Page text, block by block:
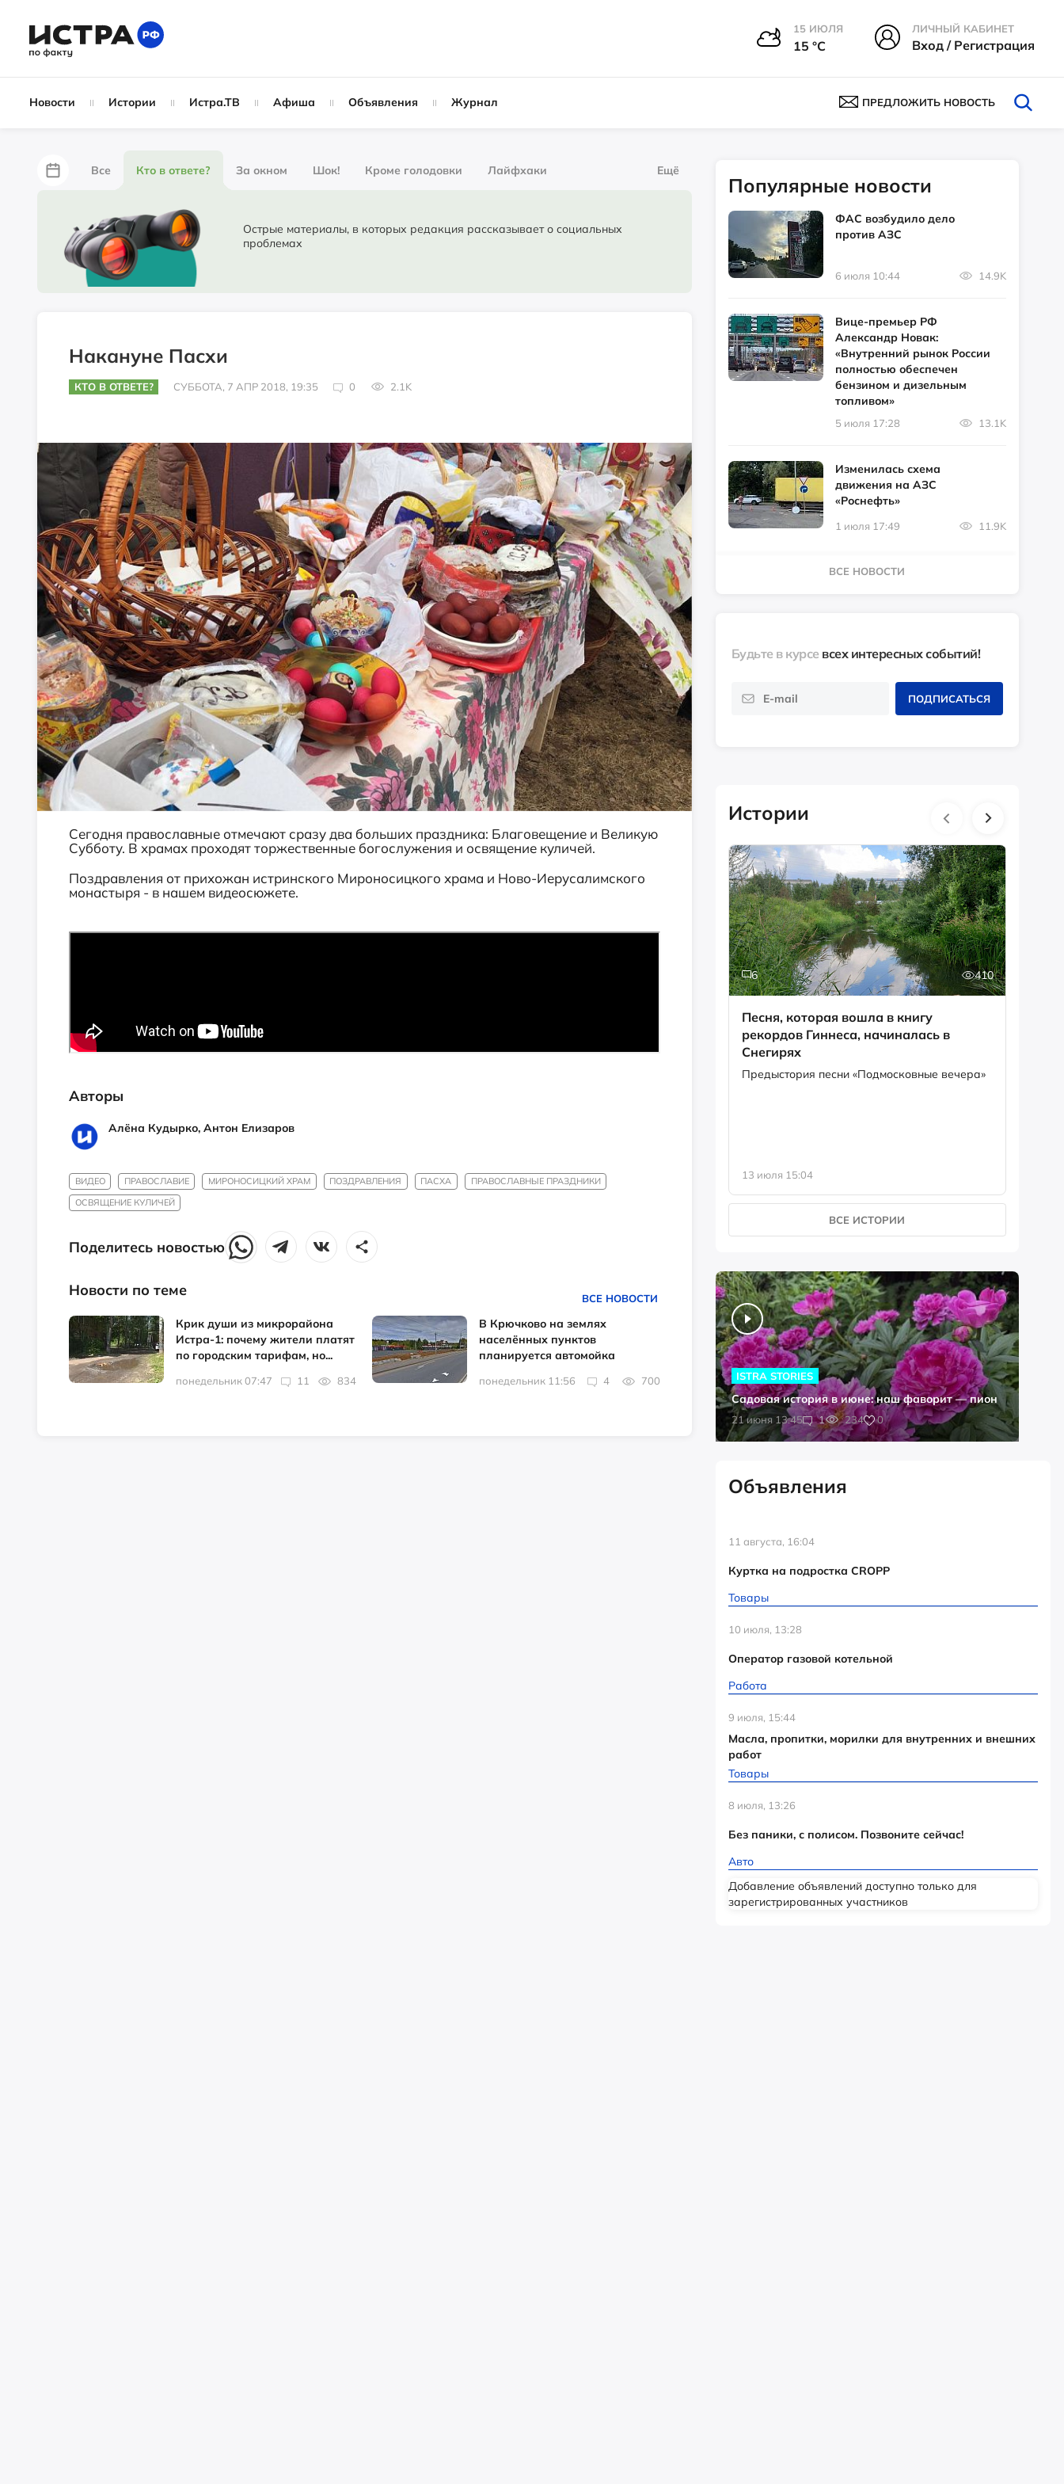
15 ИЮЛЯ
15 °С
ЛИЧНЫЙ КАБИНЕТ
Вход / Регистрация
Новости Истории Истра.ТВ Афиша Объявления Журнал ПРЕДЛОЖИТЬ НОВОСТЬ
Все Кто в ответе? За окном Шок! Кроме голодовки Лайфхаки
Не по лжи!
Партнёрский материал Народные новости
Ещё
Острые материалы, в которых редакция рассказывает о социальных
проблемах
Накануне Пасхи
КТО В ОТВЕТЕ? СУББОТА, 7 АПР 2018, 19:35 0 2.1K
Сегодня православные отмечают сразу два больших праздника: Благовещение и Великую
Субботу. В храмах проходят торжественные богослужения и освящение куличей.
Поздравления от прихожан истринского Мироносицкого храма и Ново-Иерусалимского
монастыря - в нашем видеосюжете.
Авторы
Алёна Кудырко, Антон Елизаров
ВИДЕО ПРАВОСЛАВИЕ МИРОНОСИЦКИЙ ХРАМ ПОЗДРАВЛЕНИЯ ПАСХА
ПРАВОСЛАВНЫЕ ПРАЗДНИКИ
ОСВЯЩЕНИЕ КУЛИЧЕЙ
Поделитесь новостью
Новости по теме ВСЕ НОВОСТИ
Крик души из микрорайона
Истра-1: почему жители платят
по городским тарифам, но...
понедельник 07:47 11 834
В Крючково на землях
населённых пунктов
планируется автомойка
понедельник 11:56 4 700
Популярные новости
ФАС возбудило дело
против АЗС
6 июля 10:44 14.9K
Вице-премьер РФ
Александр Новак:
«Внутренний рынок России
полностью обеспечен
бензином и дизельным
топливом»
5 июля 17:28 13.1K
Изменилась схема
движения на АЗС
«Роснефть»
1 июля 17:49 11.9K
ВСЕ НОВОСТИ
Будьте в курсе всех интересных событий!
ПОДПИСАТЬСЯ
Истории
6 410
Песня, которая вошла в книгу
рекордов Гиннеса, начиналась в
Снегирях
Предыстория песни «Подмосковные вечера»
13 июля 15:04
ВСЕ ИСТОРИИ
21 июня 13:45 1 234 0
ISTRA STORIES
Садовая история в июне: наш фаворит — пион
Объявления
11 августа, 16:04
Куртка на подростка CROPP
Товары
10 июля, 13:28
Оператор газовой котельной
Работа
9 июля, 15:44
Масла, пропитки, морилки для внутренних и внешних
работ
Товары
8 июля, 13:26
Без паники, с полисом. Позвоните сейчас!
Авто
Добавление объявлений доступно только для
зарегистрированных участников